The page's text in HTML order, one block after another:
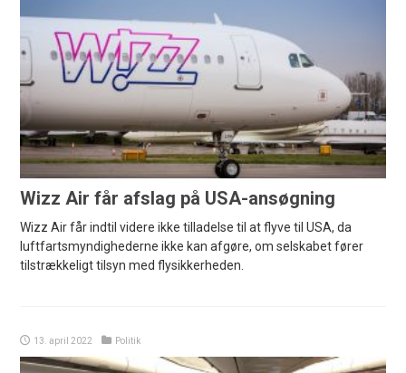
Wizz Air får afslag på USA-ansøgning
Wizz Air får indtil videre ikke tilladelse til at flyve til USA, da
luftfartsmyndighederne ikke kan afgøre, om selskabet fører
tilstrækkeligt tilsyn med flysikkerheden.
13. april 2022 Politik